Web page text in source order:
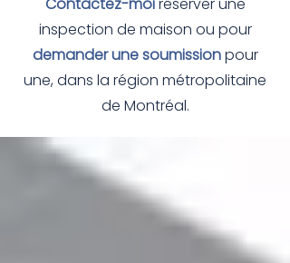
inspection de maison ou pour
demander une soumissionpour
une, dans la région métropolitaine
de Montréal.